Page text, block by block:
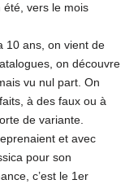
vers le mois
10 ans, on vient de
on découvre
vu nul part. On
à des faux ou à
de variante.
et avec
pour son
c’est le 1er